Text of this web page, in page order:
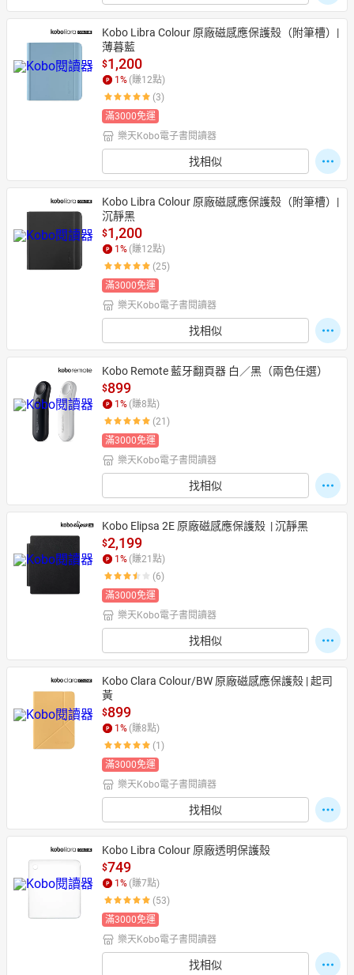
Kobo Libra Colour 原廠磁感應保護殼（附筆槽）|
薄暮藍
$1,200
1 % (賺12點)
(3)
滿3000免運
樂天Kobo電子書閱讀器
找相似
Kobo Libra Colour 原廠磁感應保護殼（附筆槽）|
沉靜黑
$1,200
1 % (賺12點)
(25)
滿3000免運
樂天Kobo電子書閱讀器
找相似
Kobo Remote 藍牙翻頁器 白／黑（兩色任選）
$899
1 % (賺8點)
(21)
滿3000免運
樂天Kobo電子書閱讀器
找相似
Kobo Elipsa 2E 原廠磁感應保護殼  | 沉靜黑
$2,199
1 % (賺21 點)
(6)
滿3000免運
樂天Kobo電子書閱讀器
找相似
Kobo Clara Colour/BW 原廠磁感應保護殼 | 起司
黃
$899
1 % (賺8點)
(1)
滿3000免運
樂天Kobo電子書閱讀器
找相似
Kobo Libra Colour 原廠透明保護殼
$749
1 % (賺7點)
(53)
滿3000免運
樂天Kobo電子書閱讀器
找相似